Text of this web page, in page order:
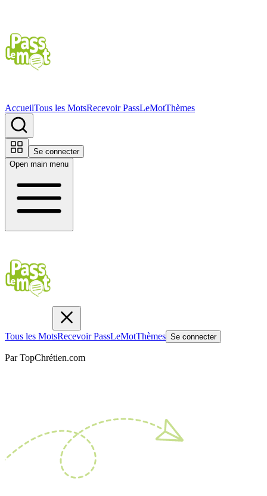
AccueilTous les MotsRecevoir PassLeMotThèmes
Se connecter
Open main menu
Tous les MotsRecevoir PassLeMotThèmes Se connecter
Par TopChrétien.com